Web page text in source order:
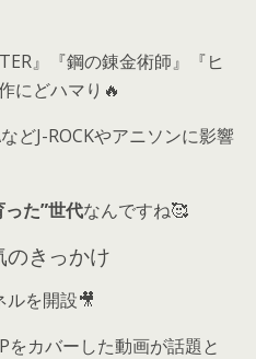
』『鋼の錬金術師』『ヒ
にどハマり🔥
などJ-ROCKやアニソンに影響
た”世代なんですね🥰
のきっかけ
を開設🎥
をカバーした動画が話題と